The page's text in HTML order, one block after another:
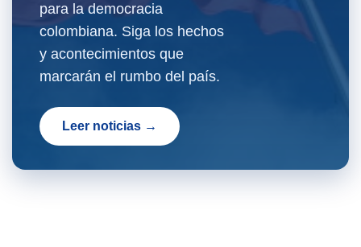
para la democracia
colombiana. Siga los hechos
y acontecimientos que
marcarán el rumbo del país.
Leer noticias →